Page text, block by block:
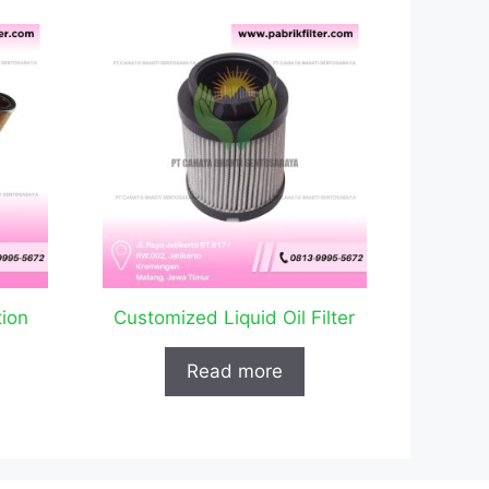
Customized Liquid Oil Filter
Read more